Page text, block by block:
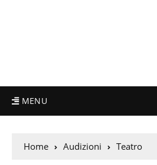
MENU
Home Audizioni Teatro